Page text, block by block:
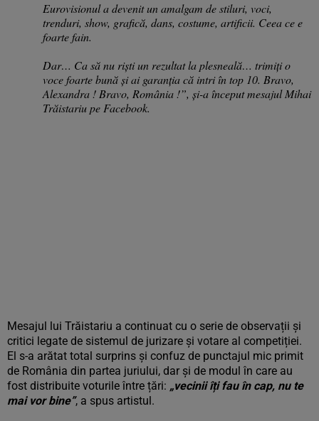
Eurovisionul a devenit un amalgam de stiluri, voci,
trenduri, show, grafică, dans, costume, artificii. Ceea ce e
foarte fain.
Dar… Ca să nu riști un rezultat la plesneală… trimiți o
voce foarte bună și ai garanția că intri în top 10. Bravo,
Alexandra ! Bravo, România !”, și-a început mesajul Mihai
Trăistariu pe Facebook.
Mesajul lui Trăistariu a continuat cu o serie de observații și
critici legate de sistemul de jurizare și votare al competiției.
El s-a arătat total surprins și confuz de punctajul mic primit
de România din partea juriului, dar și de modul în care au
fost distribuite voturile între țări: „vecinii îți fau în cap, nu te
mai vor bine”, a spus artistul.